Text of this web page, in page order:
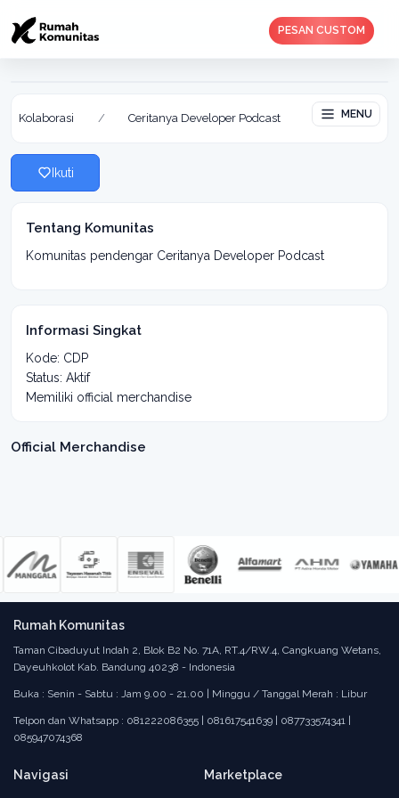
PESAN CUSTOM
Ceritanya Developer Podcast
Aktif: 28 Feb 2020
Kolaborasi / Ceritanya Developer Podcast MENU
Ikuti
Tentang Komunitas
Komunitas pendengar Ceritanya Developer Podcast
Informasi Singkat
Kode: CDP
Status: Aktif
Memiliki official merchandise
Official Merchandise
Rumah Komunitas
Taman Cibaduyut Indah 2, Blok B2 No. 71A, RT.4/RW.4, Cangkuang Wetans,
Dayeuhkolot Kab. Bandung 40238 - Indonesia
Buka : Senin - Sabtu : Jam 9.00 - 21.00 | Minggu / Tanggal Merah : Libur
Telpon dan Whatsapp : 081222086355 | 081617541639 | 087733574341 |
085947074368
Navigasi Marketplace